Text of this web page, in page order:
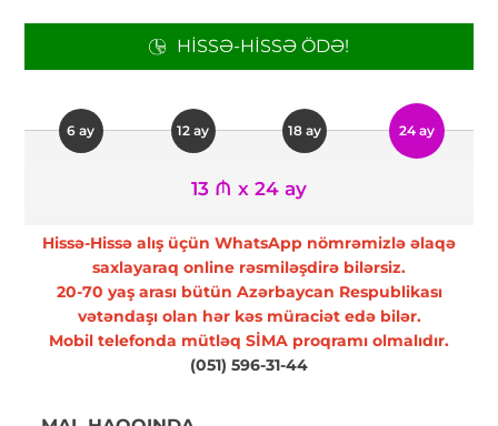
HISSƏ-HISSƏ ÖDƏ!
6 ay 12 ay 18 ay 24 ay
13 ₼ x 24 ay
Hissə-Hissə alış üçün WhatsApp nömrəmizlə əlaqə
saxlayaraq online rəsmiləşdirə bilərsiz.
20-70 yaş arası bütün Azərbaycan Respublikası
vətəndaşı olan hər kəs müraciət edə bilər.
Mobil telefonda mütləq SİMA proqramı olmalıdır.
(051) 596-31-44